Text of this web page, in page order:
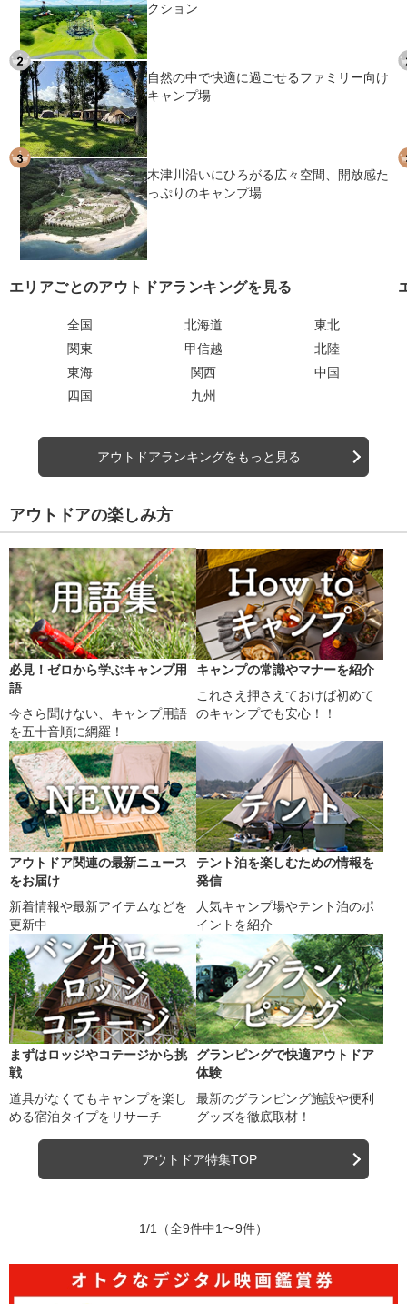
クション
自然の中で快適に過ごせるファミリー向け
キャンプ場
木津川沿いにひろがる広々空間、開放感た
っぷりのキャンプ場
エリアごとのアウトドアランキングを見る
全国 北海道
東北
関東
甲信越
北陸
東海
関西
中国
四国
九州
アウトドアランキングをもっと見る
アウトドアの楽しみ方
必見！ゼロから学ぶキャンプ用
語
今さら聞けない、キャンプ用語
を五十音順に網羅！
キャンプの常識やマナーを紹介
これさえ押さえておけば初めて
のキャンプでも安心！！
アウトドア関連の最新ニュース
をお届け
新着情報や最新アイテムなどを
更新中
テント泊を楽しむための情報を
発信
人気キャンプ場やテント泊のポ
イントを紹介
まずはロッジやコテージから挑
戦
道具がなくてもキャンプを楽し
める宿泊タイプをリサーチ
グランピングで快適アウトドア
体験
最新のグランピング施設や便利
グッズを徹底取材！
アウトドア特集TOP
1/1 （全9件中1〜9件）